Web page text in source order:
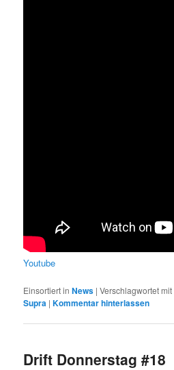
Youtube
Einsortiert in News |Verschlagwortet mit
Supra |Kommentar hinterlassen
Drift Donnerstag #18